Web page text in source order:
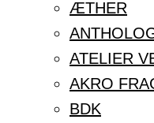
ÆTHER
ATELIER
AKRO
BDK